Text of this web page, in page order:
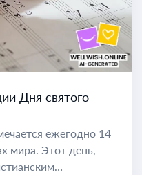
Дня святого
ежегодно 14
мира. Этот день,